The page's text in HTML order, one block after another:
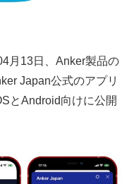
月13日、Anker製品の
Japan公式のアプリ
とAndroid向けに公開